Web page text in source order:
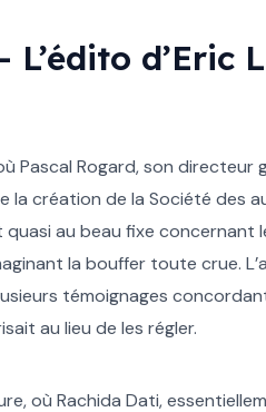
d’Eric
Pascal Rogard, son
la création de la Société des
au beau fixe concernant
la bouffer toute crue.
témoignages
au lieu de les régler.
où Rachida Dati,